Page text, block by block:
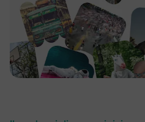
Carica foto, GIF e file